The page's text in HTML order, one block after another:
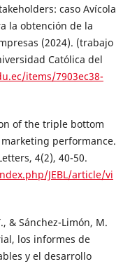
caso Avícola
la obtención de la
(2024). (trabajo
Católica del
items/7903ec38-
of the triple bottom
performance.
4(2), 40-50.
JEBL/article/vi
& Sánchez-Limón, M.
los informes de
y el desarrollo